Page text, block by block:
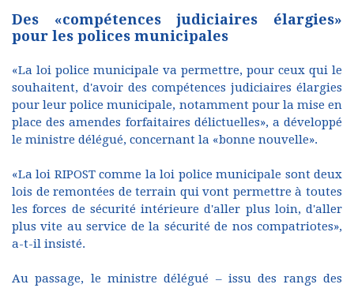
Des «compétences judiciaires élargies»
pour les polices municipales
«La loi police municipale va permettre, pour ceux qui le
souhaitent, d'avoir des compétences judiciaires élargies
pour leur police municipale, notamment pour la mise en
place des amendes forfaitaires délictuelles», a développé
le ministre délégué, concernant la «bonne nouvelle».
«La loi RIPOST comme la loi police municipale sont deux
lois de remontées de terrain qui vont permettre à toutes
les forces de sécurité intérieure d'aller plus loin, d'aller
plus vite au service de la sécurité de nos compatriotes»,
a-t-il insisté.
Au passage, le ministre délégué – issu des rangs des